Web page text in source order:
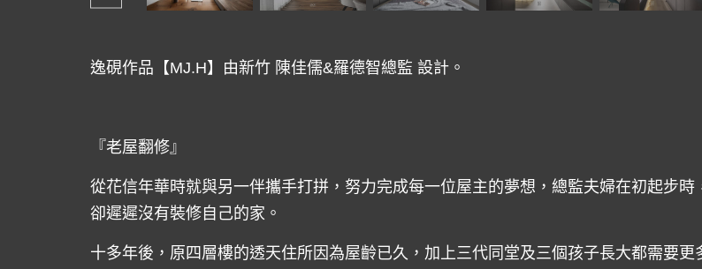
逸硯作品【MJ.H】由新竹 陳佳儒&羅德智總監 設計。
『老屋翻修』
從花信年華時就與另一伴攜手打拼，努力完成每一位屋主的夢想，總監夫婦在初起步
卻遲遲沒有裝修自己的家。
十多年後，原四層樓的透天住所因為屋齡已久，加上三代同堂及三個孩子長大都需要